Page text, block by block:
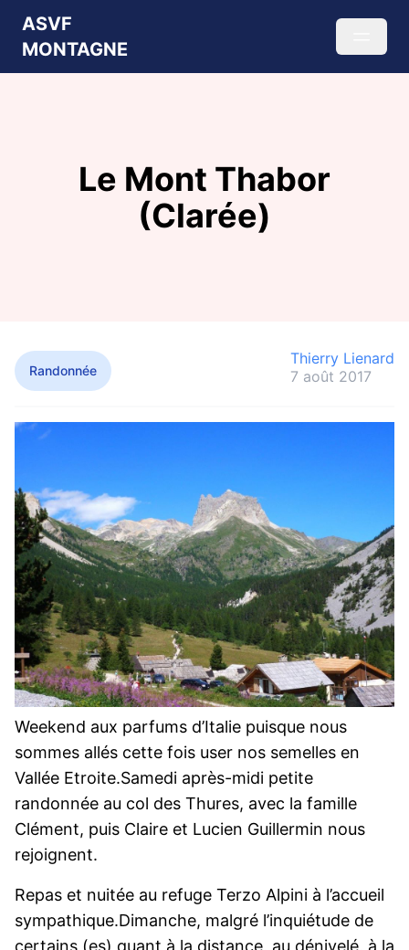
ASVF
MONTAGNE
Le Mont Thabor
(Clarée)
Randonnée
Thierry Lienard
7 août 2017
Weekend aux parfums d’Italie puisque nous
sommes allés cette fois user nos semelles en
Vallée Etroite.Samedi après-midi petite
randonnée au col des Thures, avec la famille
Clément, puis Claire et Lucien Guillermin nous
rejoignent.
Repas et nuitée au refuge Terzo Alpini à l’accueil
sympathique.Dimanche, malgré l’inquiétude de
certains (es) quant à la distance, au dénivelé, à la